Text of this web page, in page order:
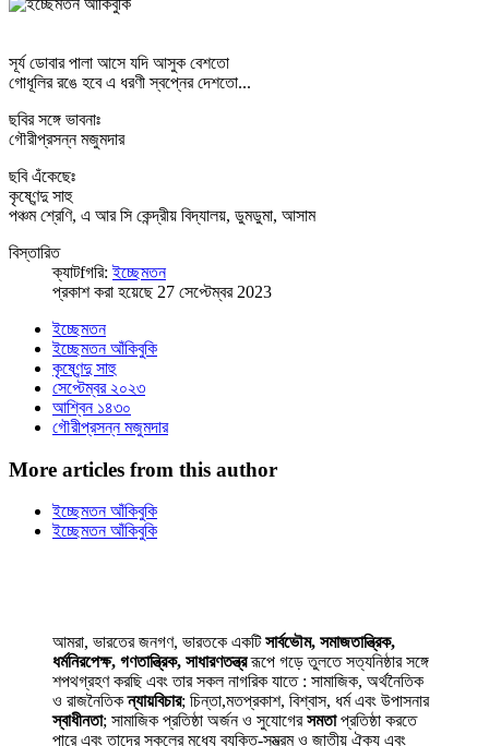
সূর্য ডোবার পালা আসে যদি আসুক বেশতো
গোধূলির রঙে হবে এ ধরণী স্বপ্নের দেশতো...
ছবির সঙ্গে ভাবনাঃ
গৌরীপ্রসন্ন মজুমদার
ছবি এঁকেছেঃ
কৃষ্ণেন্দু সাহু
পঞ্চম শ্রেণি, এ আর সি কেন্দ্রীয় বিদ্যালয়, ডুমডুমা, আসাম
বিস্তারিত
ক্যাটfগরি:ইচ্ছেমতন
প্রকাশ করা হয়েছে 27 সেপ্টেম্বর 2023
ইচ্ছেমতন
ইচ্ছেমতন আঁকিবুকি
কৃষ্ণেন্দু সাহু
সেপ্টেম্বর ২০২৩
আশ্বিন ১৪৩০
গৌরীপ্রসন্ন মজুমদার
More articles from this author
ইচ্ছেমতন আঁকিবুকি
ইচ্ছেমতন আঁকিবুকি
আমরা, ভারতের জনগণ, ভারতকে একটিসার্বভৌম, সমাজতান্ত্রিক,
ধর্মনিরপেক্ষ, গণতান্ত্রিক, সাধারণতন্ত্ররূপে গড়ে তুলতে সত্যনিষ্ঠার সঙ্গে
শপথগ্রহণ করছি এবং তার সকল নাগরিক যাতে : সামাজিক, অর্থনৈতিক
ও রাজনৈতিকন্যায়বিচার; চিন্তা,মতপ্রকাশ, বিশ্বাস, ধর্ম এবং উপাসনার
স্বাধীনতা; সামাজিক প্রতিষ্ঠা অর্জন ও সুযোগেরসমতাপ্রতিষ্ঠা করতে
পারে এবং তাদের সকলের মধ্যে ব্যক্তি-সম্ভ্রম ও জাতীয় ঐক্য এবং